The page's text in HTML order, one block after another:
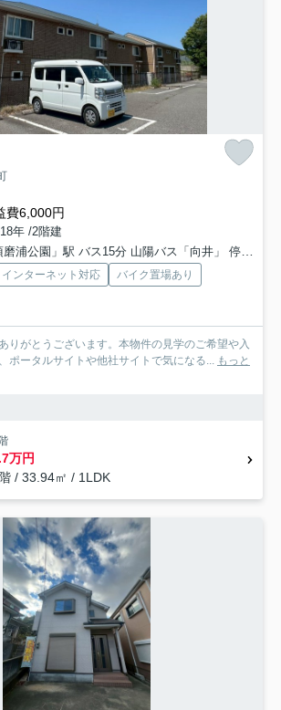
費6,000円
年 /2階建
浦公園」駅 バス15分 山陽バス「向井」 停歩2分
インターネット対応
バイク置場あり
りがとうございます。本物件の見学のご希望や入
ポータルサイトや他社サイトで気になる... もっと
万円
/ 33.94㎡ / 1LDK